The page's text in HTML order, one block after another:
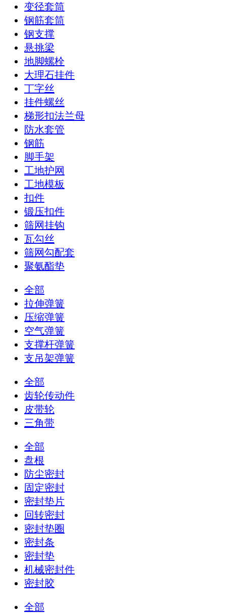
变径套筒
钢筋套筒
钢支撑
悬挑梁
地脚螺栓
大理石挂件
丁字丝
挂件螺丝
梯形扣法兰母
防水套管
钢筋
脚手架
工地护网
工地模板
扣件
锻压扣件
筛网挂钩
瓦勾丝
筛网勾配套
聚氨酯垫
全部
拉伸弹簧
压缩弹簧
空气弹簧
支撑杆弹簧
支吊架弹簧
全部
齿轮传动件
皮带轮
三角带
全部
盘根
防尘密封
固定密封
密封垫片
回转密封
密封垫圈
密封条
密封垫
机械密封件
密封胶
全部